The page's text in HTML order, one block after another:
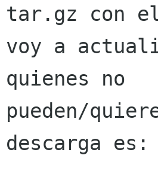
tar.gz con
voy a
quienes no
pueden/
descarga es: